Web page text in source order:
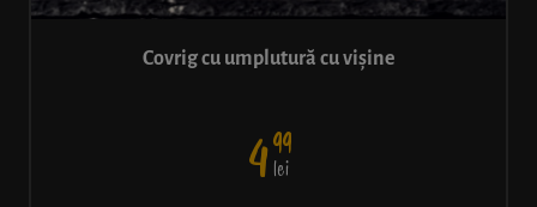
Covrig cu umplutură cu vișine
499
lei